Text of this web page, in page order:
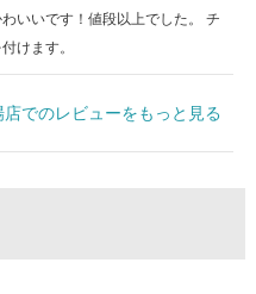
いいです！値段以上でした。 チ
けます。
でのレビューをもっと見る